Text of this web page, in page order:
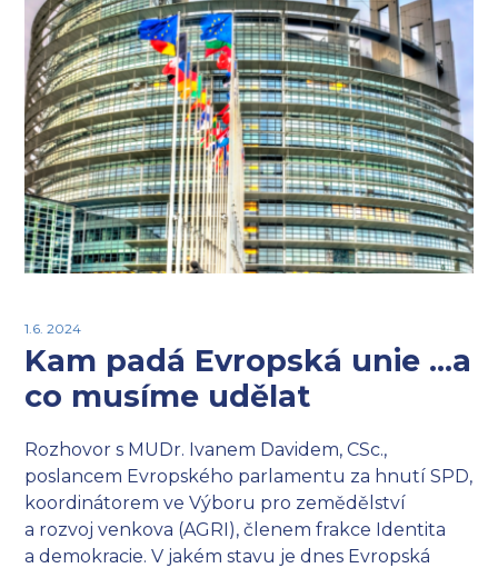
1.6. 2024
Kam padá Evropská unie …a
co musíme udělat
Rozhovor s MUDr. Ivanem Davidem, CSc.,
poslancem Evropského parlamentu za hnutí SPD,
koordinátorem ve Výboru pro zemědělství
a rozvoj venkova (AGRI), členem frakce Identita
a demokracie. V jakém stavu je dnes Evropská